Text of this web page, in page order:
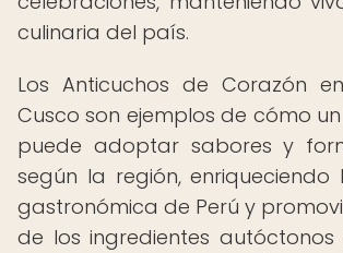
culinaria del país.
Los Anticuchos de Corazón
Cusco son ejemplos de cómo
puede adoptar sabores y
según la región, enriqueciendo
gastronómica de Perú y
de los ingredientes